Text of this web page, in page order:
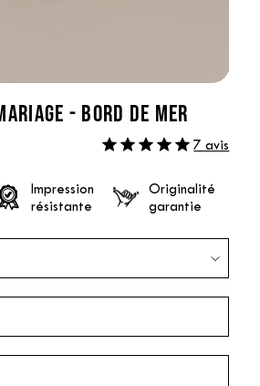
- BORD DE MER
7 avis
Impression
résistante
Originalité
garantie